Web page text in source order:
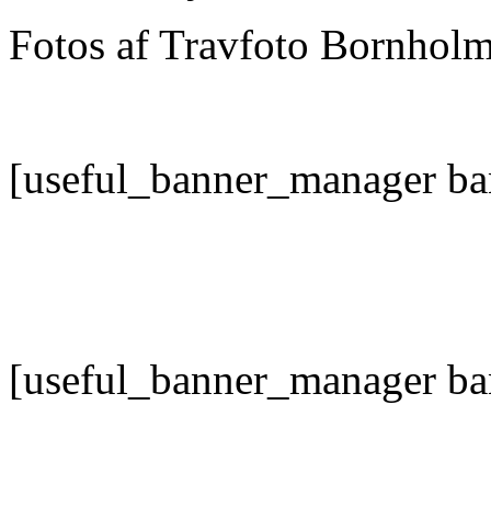
Fotos af Travfoto
[useful_banner_manager
[useful_banner_manager